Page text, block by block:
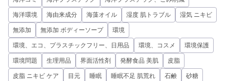
海洋環境 海由来成分 海藻オイル 湿度 肌トラブル 湿気 ニキビ
無添加 無添加 ボディーソープ 環境
環境、エコ、プラスチックフリー、日用品 環境、コスメ 環境保護
環境問題 生理用品 界面活性剤 発酵食品 美肌 皮脂
皮脂 ニキビ ケア 目元 睡眠 睡眠不足 肌荒れ 石鹸 砂糖